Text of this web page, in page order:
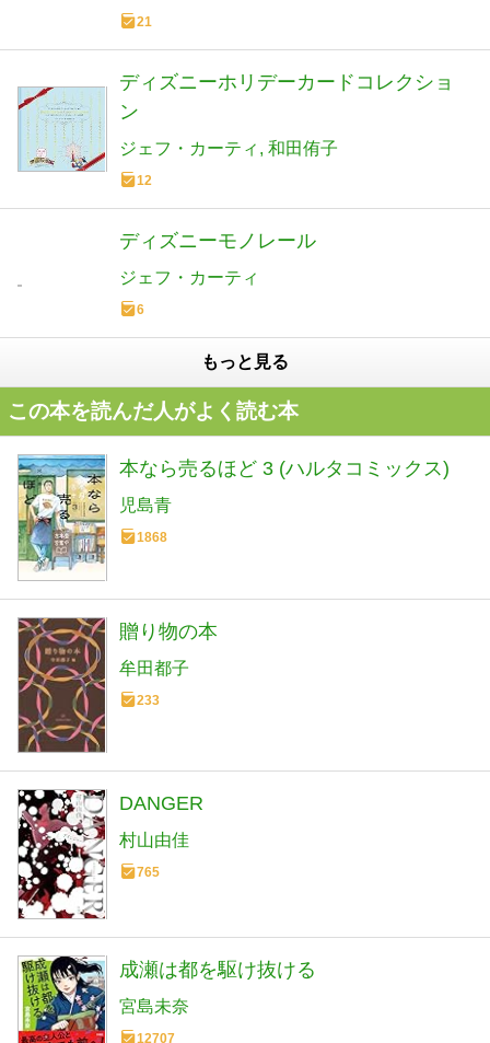
21
ディズニーホリデーカードコレクショ
ン
ジェフ・カーティ 和田侑子
12
ディズニーモノレール
ジェフ・カーティ
6
もっと見る
この本を読んだ人がよく読む本
本なら売るほど 3 (ハルタコミックス)
児島青
1868
贈り物の本
牟田都子
233
DANGER
村山由佳
765
成瀬は都を駆け抜ける
宮島未奈
12707